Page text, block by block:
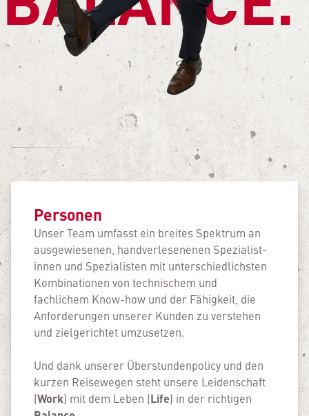
Personen
Unser Team umfasst ein breites Spektrum an
ausgewiesenen, handver­lese­nenen Spezialist­
innen und Spezialisten mit unter­schied­­lichsten
Kombi­nationen von technischem und
fachlichem Know-how und der Fähigkeit, die
Anfor­derungen unserer Kunden zu verstehen
und zielgerichtet umzusetzen.
Und dank unserer Überstundenpolicy und den
kurzen Reisewegen steht unsere Leidenschaft
(Work) mit dem Leben (Life) in der richtigen